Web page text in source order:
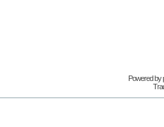
Powered by